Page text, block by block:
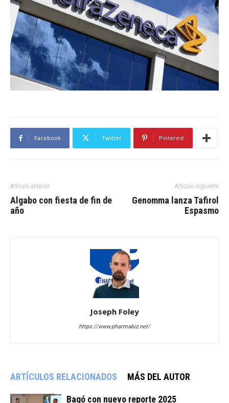
Facebook Twitter Pinterest
Artículo anterior
Algabo con fiesta de fin de
año
Artículo siguiente
Genomma lanza Tafirol
Espasmo
Joseph Foley
https://www.pharmabiz.net/
ARTÍCULOS RELACIONADOS MÁS DEL AUTOR
Bagó con nuevo reporte 2025